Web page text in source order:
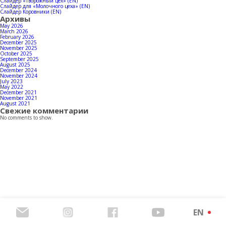
Слайдер для «Молочного цеха» (EN)
Слайдер Коровники (EN)
Архивы
May 2026
March 2026
February 2026
December 2025
November 2025
October 2025
September 2025
August 2025
December 2024
November 2024
July 2023
May 2022
December 2021
November 2021
August 2021
Свежие комментарии
No comments to show.
EN